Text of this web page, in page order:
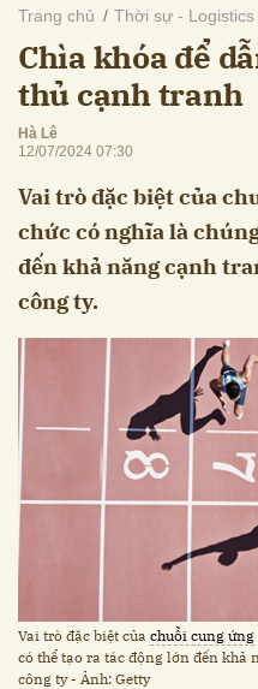
Trang chủ Thời sự - Logistics
Chìa khóa để
thủ cạnh tranh
Hà Lê
12/07/2024 07:30
Vai trò đặc biệt của
chức có nghĩa là
đến khả năng cạnh
công ty.
Vai trò đặc biệt của chuỗi cung ứng
có thể tạo ra tác động lớn đến khả
công ty - Ảnh: Getty